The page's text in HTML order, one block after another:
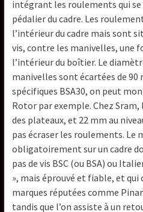
intégrant les roulements qui
pédalier du cadre. Les
l’intérieur du cadre mais sont
vis, contre les manivelles, une
l’intérieur du boîtier. Le
manivelles sont écartées de 90
spécifiques BSA30, on peut
Rotor par exemple. Chez Sram,
des plateaux, et 22 mm au
pas écraser les roulements. Le
obligatoirement sur un cadre
pas de vis BSC (ou BSA) ou
», mais éprouvé et fiable, et qui
marques réputées comme
tandis que l’on assiste à un